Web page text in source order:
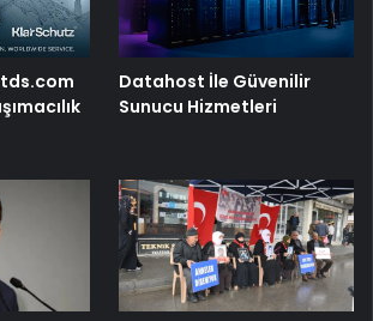
Datahost İle Güvenilir
Sunucu Hizmetleri